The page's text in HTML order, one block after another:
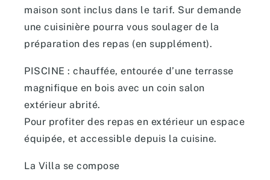
maison sont inclus dans le tarif. Sur demande
une cuisinière pourra vous soulager de la
préparation des repas (en supplément).
PISCINE : chauffée, entourée d’une terrasse
magnifique en bois avec un coin salon
extérieur abrité.
Pour profiter des repas en extérieur un espace
équipée, et accessible depuis la cuisine.
La Villa se compose